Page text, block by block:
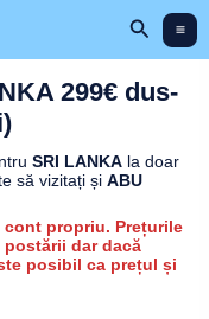
Search
299€ dus-
SRI LANKAla doar
să vizitați și ABU
cont propriu. Prețurile
dar dacă
posibil ca prețul și